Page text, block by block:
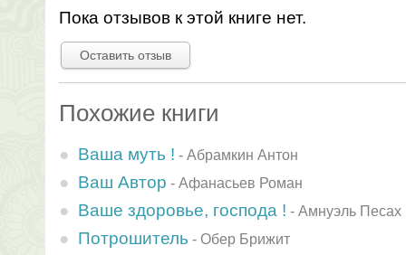
Пока отзывов к этой книге нет.
Оставить отзыв
Похожие книги
Ваша муть ! - Абрамкин Антон
Ваш Автор - Афанасьев Роман
Ваше здоровье, господа ! - Амнуэль Песах
Потрошитель - Обер Брижит